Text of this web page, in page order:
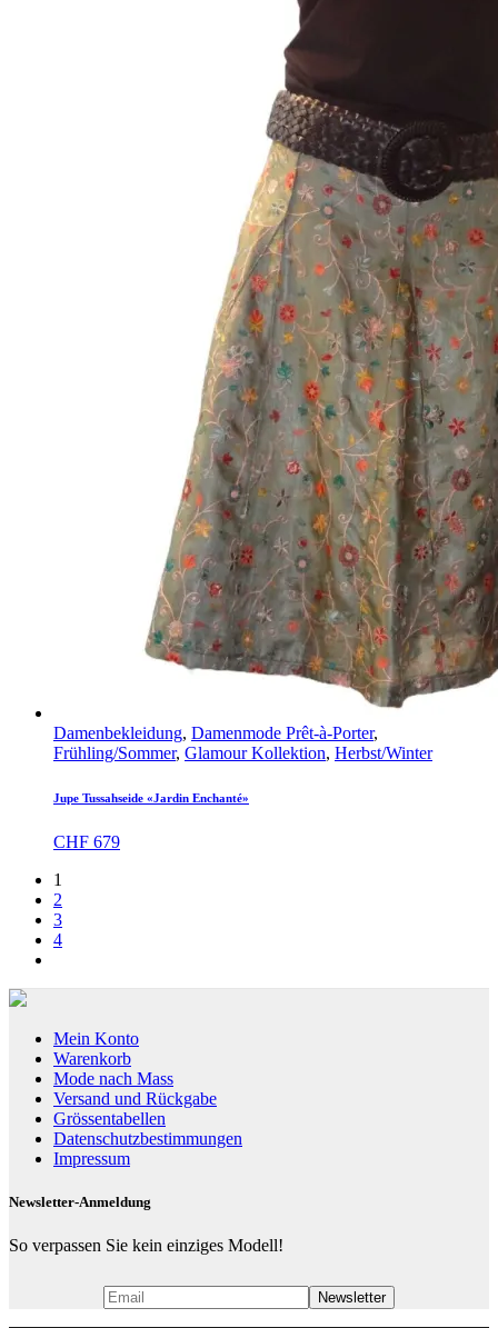
Damenbekleidung, Damenmode Prêt-à-Porter,
Frühling/Sommer, Glamour Kollektion, Herbst/Winter
Jupe Tussahseide «Jardin Enchanté»
CHF 679
1
2
3
4
Mein Konto
Warenkorb
Mode nach Mass
Versand und Rückgabe
Grössentabellen
Datenschutzbestimmungen
Impressum
Newsletter-Anmeldung
So verpassen Sie kein einziges Modell!